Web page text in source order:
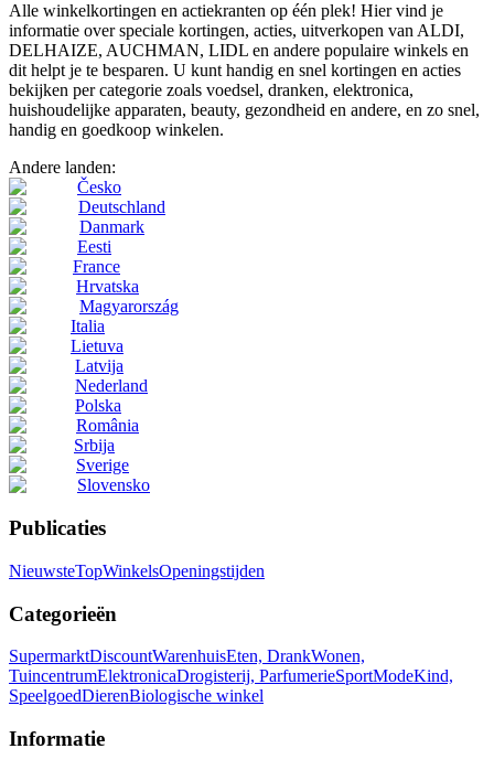
Alle winkelkortingen en actiekranten op één plek! Hier vind je
informatie over speciale kortingen, acties, uitverkopen van ALDI,
DELHAIZE, AUCHMAN, LIDL en andere populaire winkels en
dit helpt je te besparen. U kunt handig en snel kortingen en acties
bekijken per categorie zoals voedsel, dranken, elektronica,
huishoudelijke apparaten, beauty, gezondheid en andere, en zo snel,
handig en goedkoop winkelen.
Andere landen:
Česko
Deutschland
Danmark
Eesti
France
Hrvatska
Magyarország
Italia
Lietuva
Latvija
Nederland
Polska
România
Srbija
Sverige
Slovensko
Publicaties
NieuwsteTopWinkelsOpeningstijden
Categorieën
SupermarktDiscountWarenhuisEten, DrankWonen,
TuincentrumElektronicaDrogisterij, ParfumerieSportModeKind,
SpeelgoedDierenBiologische winkel
Informatie